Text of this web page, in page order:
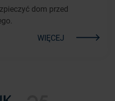
dom przed
WIĘCEJ